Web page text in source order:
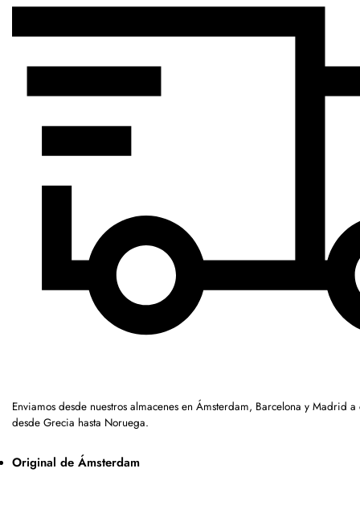
Enviamos desde nuestros almacenes en Ámsterdam, Barcelona y Madrid
desde Grecia hasta Noruega.
Original de Ámsterdam